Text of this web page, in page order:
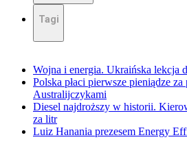
Tagi
Wojna i energia. Ukraińska lekcja
Polska płaci pierwsze pieniądze
Australijczykami
Diesel najdroższy w historii.
za litr
Luiz Hanania prezesem Energy